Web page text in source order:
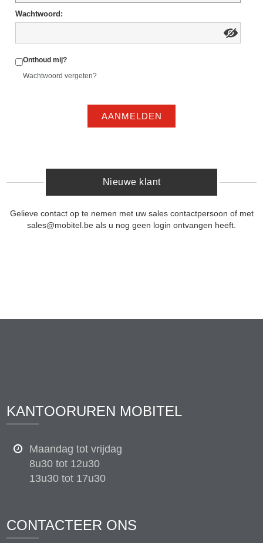
Wachtwoord:
Onthoud mij?
Wachtwoord vergeten?
AANMELDEN
Nieuwe klant
Gelieve contact op te nemen met uw sales contactpersoon of met
sales@mobitel.be als u nog geen login ontvangen heeft.
KANTOORUREN MOBITEL
Maandag tot vrijdag
8u30 tot 12u30
13u30 tot 17u30
CONTACTEER ONS